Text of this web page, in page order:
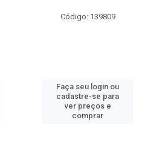
Código: 139809
Faça seu login ou
cadastre-se para
ver preços e
comprar